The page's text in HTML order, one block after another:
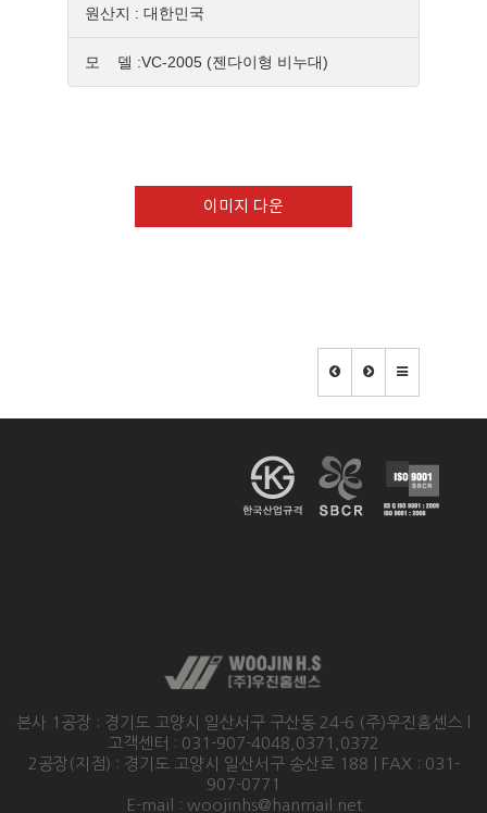
원산지 : 대한민국
모 델 :VC-2005 (젠다이형 비누대)
이미지 다운
본사.1공장 : 경기도 고양시 일산서구 구산동 24-6 (주)우진홈센스 l
고객센터 : 031-907-4048,0371,0372
2공장(지점) : 경기도 고양시 일산서구 송산로 188 | FAX : 031-
907-0771
E-mail : woojinhs@hanmail.net